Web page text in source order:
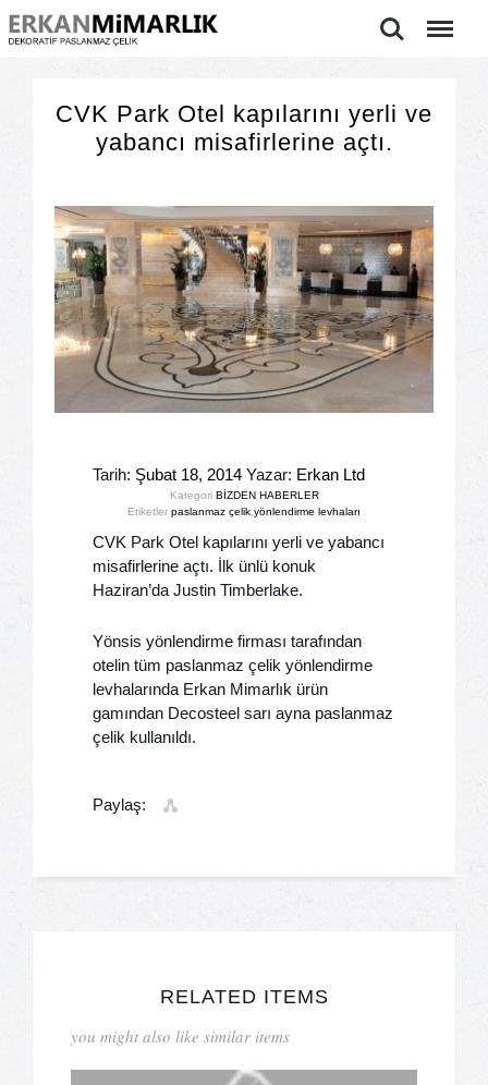
Ara Menu
CVK Park Otel kapılarını yerli ve
yabancı misafirlerine açtı.
Tarih: Şubat 18, 2014 Yazar: Erkan Ltd
Kategori BİZDEN HABERLER
Etiketler paslanmaz çelik,yönlendirme levhaları
CVK Park Otel kapılarını yerli ve yabancı
misafirlerine açtı. İlk ünlü konuk
Haziran’da Justin Timberlake.
Yönsis yönlendirme firması tarafından
otelin tüm paslanmaz çelik yönlendirme
levhalarında Erkan Mimarlık ürün
gamından Decosteel sarı ayna paslanmaz
çelik kullanıldı.
Paylaş:
RELATED ITEMS
you might also like similar items